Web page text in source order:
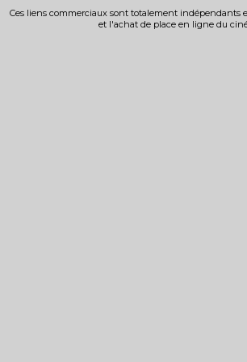
Ces liens commerciaux sont totalement indépendants
et l'achat de place en ligne du